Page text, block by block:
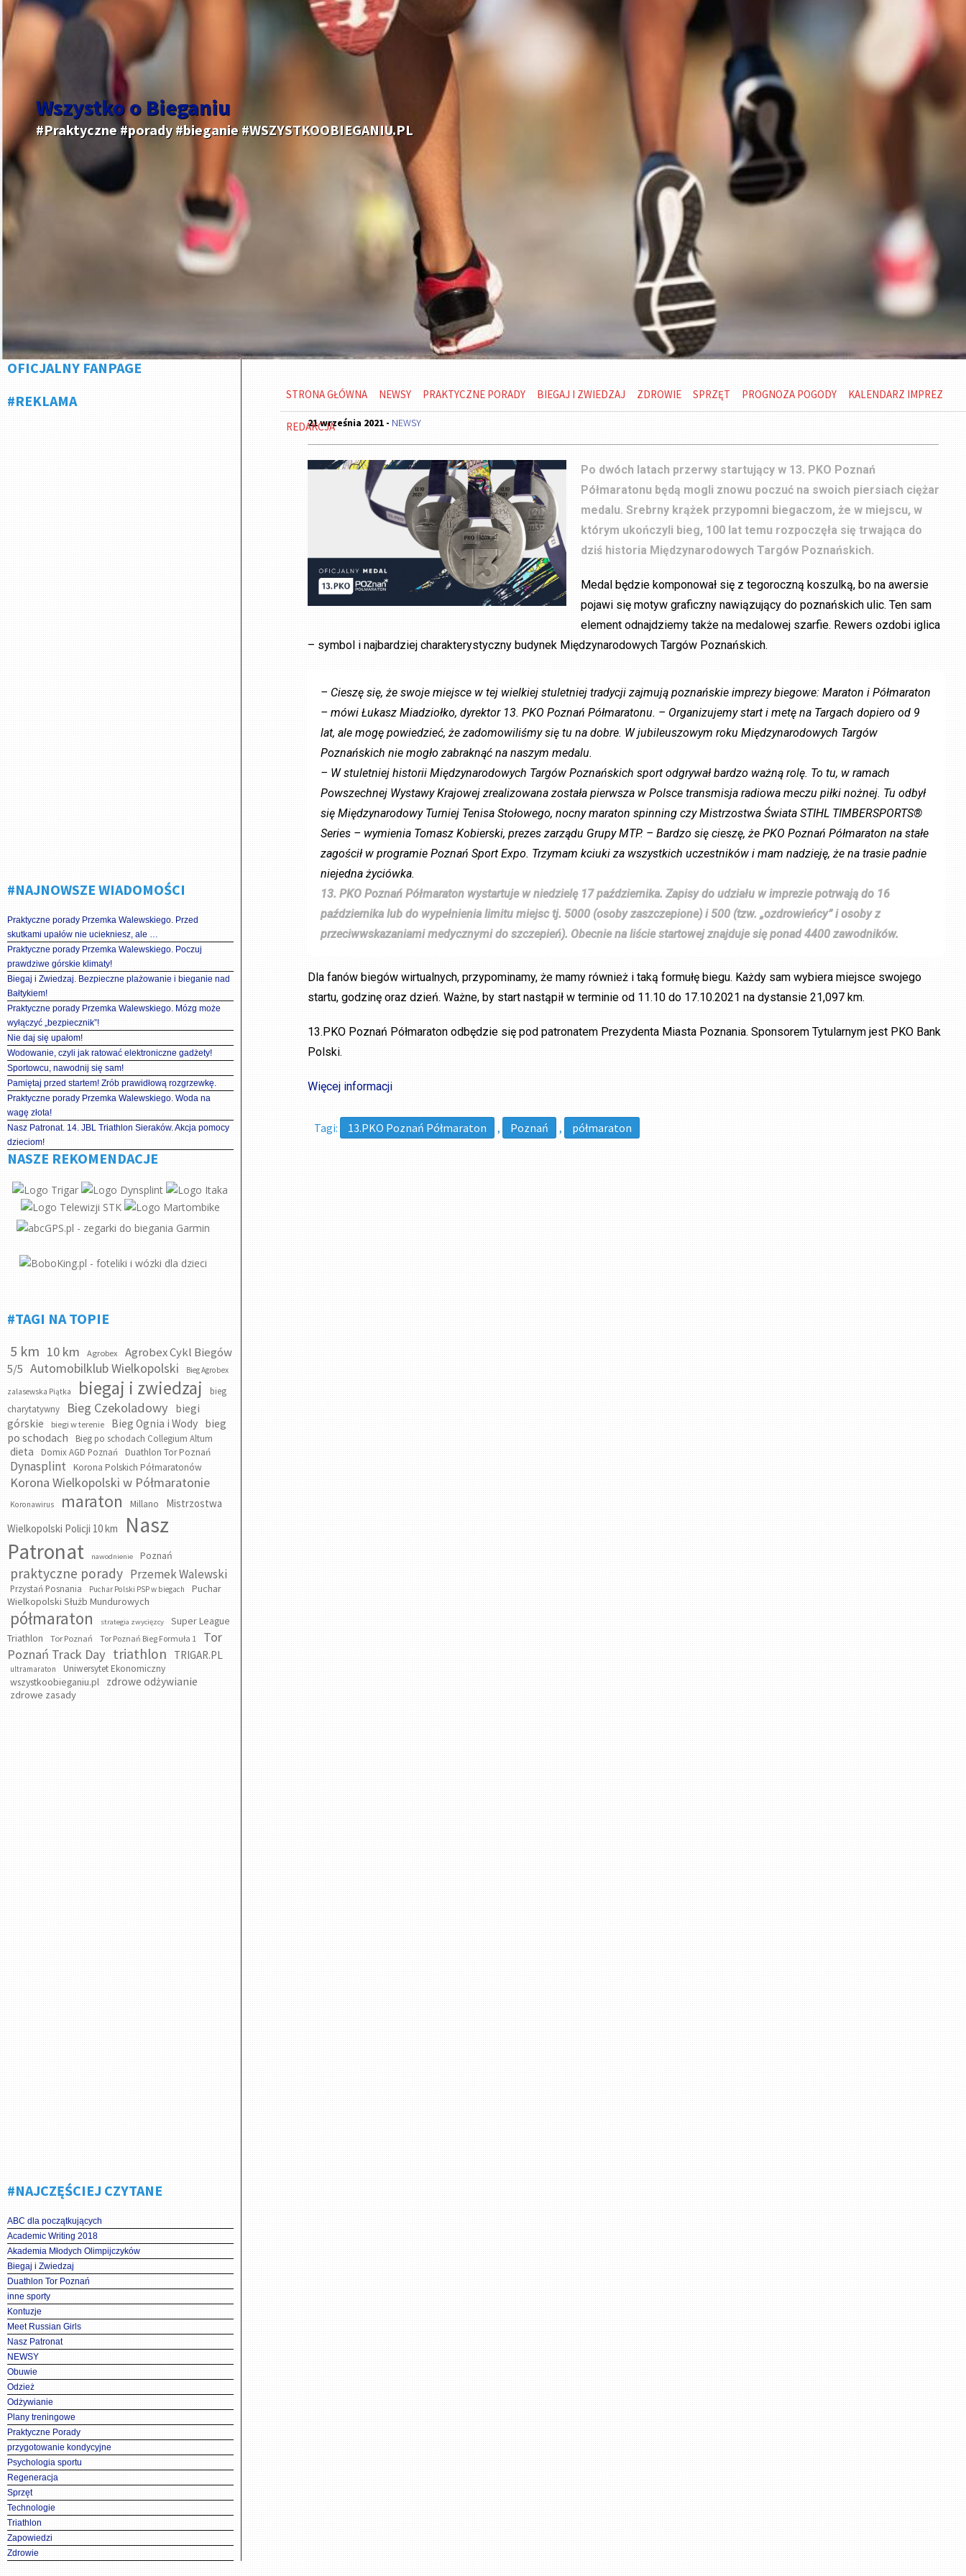
Wszystko o Bieganiu
#Praktyczne #porady #bieganie #WSZYSTKOOBIEGANIU.PL
OFICJALNY FANPAGE
#REKLAMA
#NAJNOWSZE WIADOMOŚCI
Praktyczne porady Przemka Walewskiego. Przed
skutkami upałów nie uciekniesz, ale …
Praktyczne porady Przemka Walewskiego. Poczuj
prawdziwe górskie klimaty!
Biegaj i Zwiedzaj. Bezpieczne plażowanie i bieganie nad
Bałtykiem!
Praktyczne porady Przemka Walewskiego. Mózg może
wyłączyć „bezpiecznik”!
Nie daj się upałom!
Wodowanie, czyli jak ratować elektroniczne gadżety!
Sportowcu, nawodnij się sam!
Pamiętaj przed startem! Zrób prawidłową rozgrzewkę.
Praktyczne porady Przemka Walewskiego. Woda na
wagę złota!
Nasz Patronat. 14. JBL Triathlon Sieraków. Akcja pomocy
dzieciom!
NASZE REKOMENDACJE
#TAGI NA TOPIE
5 km 10 km Agrobex
Agrobex Cykl Biegów
5/5 Automobilklub Wielkopolski Bieg Agrobex
zalasewska Piątka biegaj i zwiedzaj
bieg
charytatywny
Bieg Czekoladowy
biegi
górskie
biegi w terenie Bieg Ognia i Wody bieg
po schodach
Bieg po schodach Collegium Altum
dieta Domix AGD Poznań Duathlon Tor Poznań
Dynasplint Korona Polskich Półmaratonów
Korona Wielkopolski w Półmaratonie
Koronawirus maraton Millano
Mistrzostwa
Wielkopolski Policji 10 km
Nasz
Patronat
nawodnienie Poznań
praktyczne porady Przemek Walewski
Przystań Posnania Puchar Polski PSP w biegach
Puchar
Wielkopolski Służb Mundurowych
półmaraton strategia zwycięzcy
Super League
Triathlon
Tor Poznań Tor Poznań Bieg Formuła 1
Tor
Poznań Track Day triathlon TRIGAR.PL
ultramaraton Uniwersytet Ekonomiczny
wszystkoobieganiu.pl zdrowe odżywianie
zdrowe zasady
#NAJCZĘŚCIEJ CZYTANE
ABC dla początkujących
Academic Writing 2018
Akademia Młodych Olimpijczyków
Biegaj i Zwiedzaj
Duathlon Tor Poznań
inne sporty
Kontuzje
Meet Russian Girls
Nasz Patronat
NEWSY
Obuwie
Odzież
Odżywianie
Plany treningowe
Praktyczne Porady
przygotowanie kondycyjne
Psychologia sportu
Regeneracja
Sprzęt
Technologie
Triathlon
Zapowiedzi
Zdrowie
STRONA GŁÓWNA NEWSY PRAKTYCZNE PORADY BIEGAJ I ZWIEDZAJ ZDROWIE SPRZĘT PROGNOZA POGODY KALENDARZ IMPREZ
REDAKCJA
21 września 2021 - NEWSY
Po dwóch latach przerwy startujący w 13. PKO Poznań
Półmaratonu będą mogli znowu poczuć na swoich piersiach ciężar
medalu. Srebrny krążek przypomni biegaczom, że w miejscu, w
którym ukończyli bieg, 100 lat temu rozpoczęła się trwająca do
dziś historia Międzynarodowych Targów Poznańskich.
Medal będzie komponował się z tegoroczną koszulką, bo na awersie
pojawi się motyw graficzny nawiązujący do poznańskich ulic. Ten sam
element odnajdziemy także na medalowej szarfie. Rewers ozdobi iglica
– symbol i najbardziej charakterystyczny budynek Międzynarodowych Targów Poznańskich.
– Cieszę się, że swoje miejsce w tej wielkiej stuletniej tradycji zajmują poznańskie imprezy biegowe: Maraton i Półmaraton
– mówi Łukasz Miadziołko, dyrektor 13. PKO Poznań Półmaratonu. – Organizujemy start i metę na Targach dopiero od 9
lat, ale mogę powiedzieć, że zadomowiliśmy się tu na dobre. W jubileuszowym roku Międzynarodowych Targów
Poznańskich nie mogło zabraknąć na naszym medalu.
– W stuletniej historii Międzynarodowych Targów Poznańskich sport odgrywał bardzo ważną rolę. To tu, w ramach
Powszechnej Wystawy Krajowej zrealizowana została pierwsza w Polsce transmisja radiowa meczu piłki nożnej. Tu odbył
się Międzynarodowy Turniej Tenisa Stołowego, nocny maraton spinning czy Mistrzostwa Świata STIHL TIMBERSPORTS®
Series – wymienia Tomasz Kobierski, prezes zarządu Grupy MTP. – Bardzo się cieszę, że PKO Poznań Półmaraton na stałe
zagościł w programie Poznań Sport Expo. Trzymam kciuki za wszystkich uczestników i mam nadzieję, że na trasie padnie
niejedna życiówka.
13. PKO Poznań Półmaraton wystartuje w niedzielę 17 października. Zapisy do udziału w imprezie potrwają do 16
października lub do wypełnienia limitu miejsc tj. 5000 (osoby zaszczepione) i 500 (tzw. „ozdrowieńcy” i osoby z
przeciwwskazaniami medycznymi do szczepień). Obecnie na liście startowej znajduje się ponad 4400 zawodników.
Dla fanów biegów wirtualnych, przypominamy, że mamy również i taką formułę biegu. Każdy sam wybiera miejsce swojego
startu, godzinę oraz dzień. Ważne, by start nastąpił w terminie od 11.10 do 17.10.2021 na dystansie 21,097 km.
13.PKO Poznań Półmaraton odbędzie się pod patronatem Prezydenta Miasta Poznania. Sponsorem Tytularnym jest PKO Bank
Polski.
Więcej informacji
Tagi: 13.PKO Poznań Półmaraton , Poznań , półmaraton